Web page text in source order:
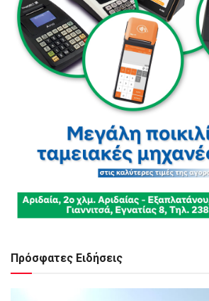
Πρόσφατες Ειδήσεις